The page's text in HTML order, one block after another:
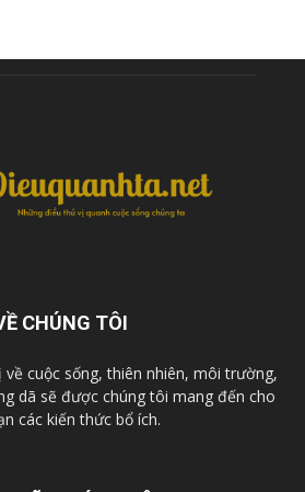
CHÚNG TÔI
cuộc sống, thiên nhiên, môi trường,
dã sẽ được chúng tôi mang đến cho
các kiến thức bổ ích.